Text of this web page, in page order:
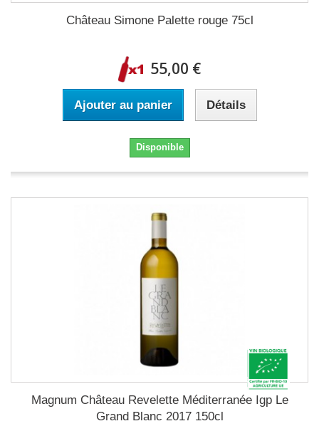
Château Simone Palette rouge 75cl
55,00 €
Ajouter au panier Détails
Disponible
Magnum Château Revelette Méditerranée Igp Le
Grand Blanc 2017 150cl